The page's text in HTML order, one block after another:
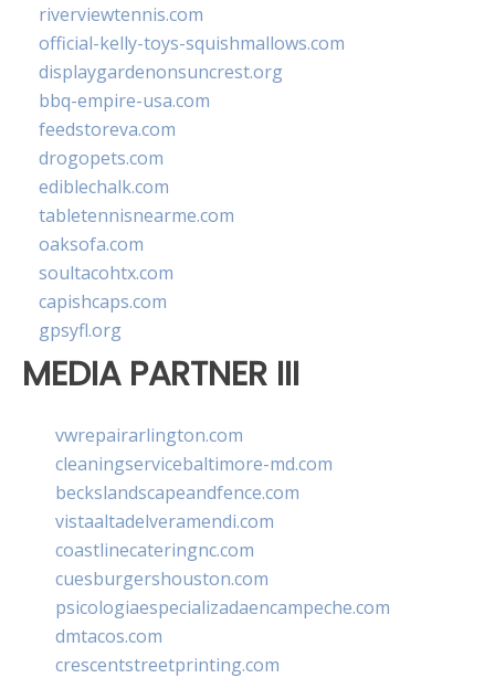
riverviewtennis.com
official-kelly-toys-squishmallows.com
displaygardenonsuncrest.org
bbq-empire-usa.com
feedstoreva.com
drogopets.com
ediblechalk.com
tabletennisnearme.com
oaksofa.com
soultacohtx.com
capishcaps.com
gpsyfl.org
MEDIA PARTNER III
vwrepairarlington.com
cleaningservicebaltimore-md.com
beckslandscapeandfence.com
vistaaltadelveramendi.com
coastlinecateringnc.com
cuesburgershouston.com
psicologiaespecializadaencampeche.com
dmtacos.com
crescentstreetprinting.com